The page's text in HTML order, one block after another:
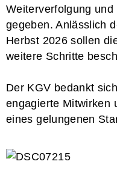
Weiterverfolgung
gegeben. Anlässlich
Herbst 2026 sollen
weitere Schritte
Der KGV bedankt
engagierte Mitwirken
eines gelungenen